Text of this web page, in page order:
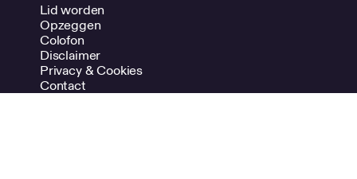
Lid worden
Opzeggen
Colofon
Disclaimer
Privacy & Cookies
Contact